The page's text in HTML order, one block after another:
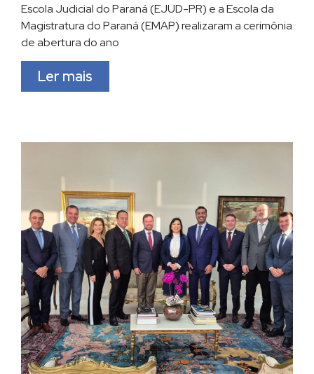
Escola Judicial do Paraná (EJUD-PR) e a Escola da
Magistratura do Paraná (EMAP) realizaram a cerimônia
de abertura do ano
Ler mais